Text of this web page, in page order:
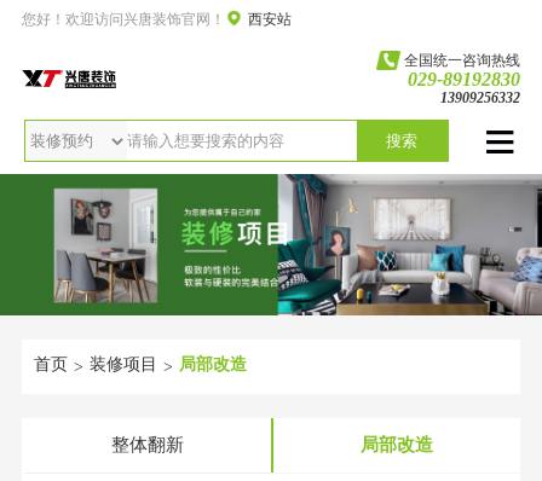
您好！欢迎访问兴唐装饰官网！ 西安站
全国统一咨询热线
029-89192830
13909256332
搜索
首页 > 装修项目 > 局部改造
整体翻新 局部改造